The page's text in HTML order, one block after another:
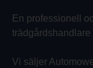
En professionell
Vi säljer